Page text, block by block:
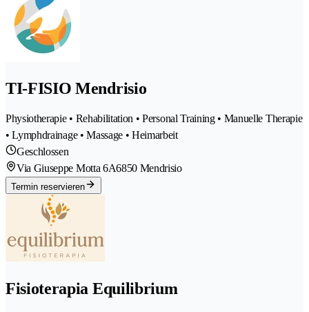
TI-FISIO Mendrisio
Physiotherapie • Rehabilitation • Personal Training • Manuelle Therapie
• Lymphdrainage • Massage • Heimarbeit
Geschlossen
Via Giuseppe Motta 6A6850 Mendrisio
Termin reservieren
Fisioterapia Equilibrium